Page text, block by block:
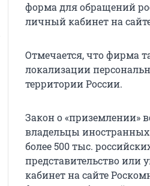
форма для обращений
личный кабинет на
Отмечается, что фирма
локализации
территории России.
Закон о «приземлении»
владельцы
более 500 тыс.
представительство или
кабинет на сайте